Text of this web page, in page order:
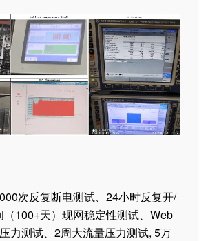
次反复断电测试、24小时反复开/
（100+天）现网稳定性测试、Web
力测试、2周大流量压力测试, 5万